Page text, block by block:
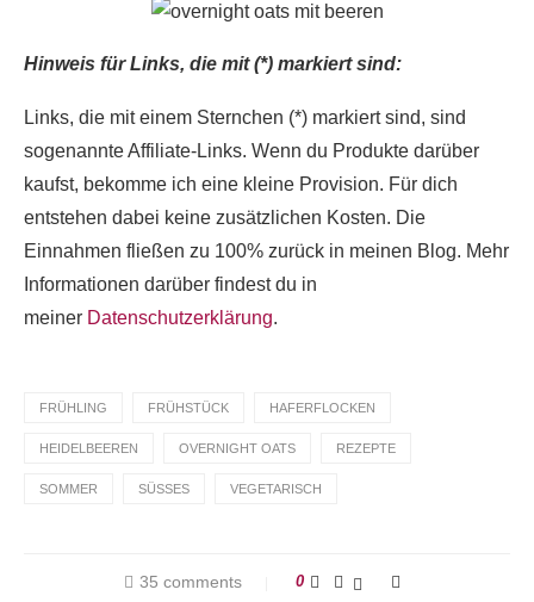
Hinweis für Links, die mit (*) markiert sind:
Links, die mit einem Sternchen (*) markiert sind, sind
sogenannte Affiliate-Links. Wenn du Produkte darüber
kaufst, bekomme ich eine kleine Provision. Für dich
entstehen dabei keine zusätzlichen Kosten. Die
Einnahmen fließen zu 100% zurück in meinen Blog. Mehr
Informationen darüber findest du in
meiner Datenschutzerklärung.
FRÜHLING FRÜHSTÜCK HAFERFLOCKEN
HEIDELBEEREN OVERNIGHT OATS REZEPTE
SOMMER SÜSSES VEGETARISCH
35 comments 0